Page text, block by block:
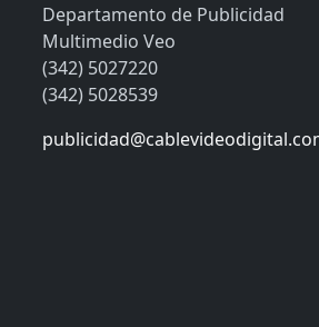
Departamento de Publicidad
Multimedio Veo
(342) 5027220
(342) 5028539